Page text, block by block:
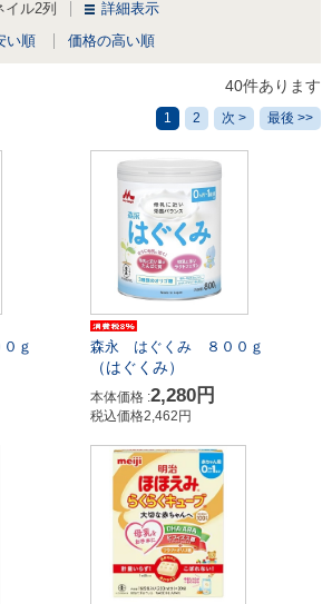
イル2列
詳細表示
い順 価格の高い順
40件あります
1 2 次 > 最後 >>
ｇ 森永 はぐくみ ８００ｇ
（はぐくみ）
本体価格 :2,280円
税込価格2,462円